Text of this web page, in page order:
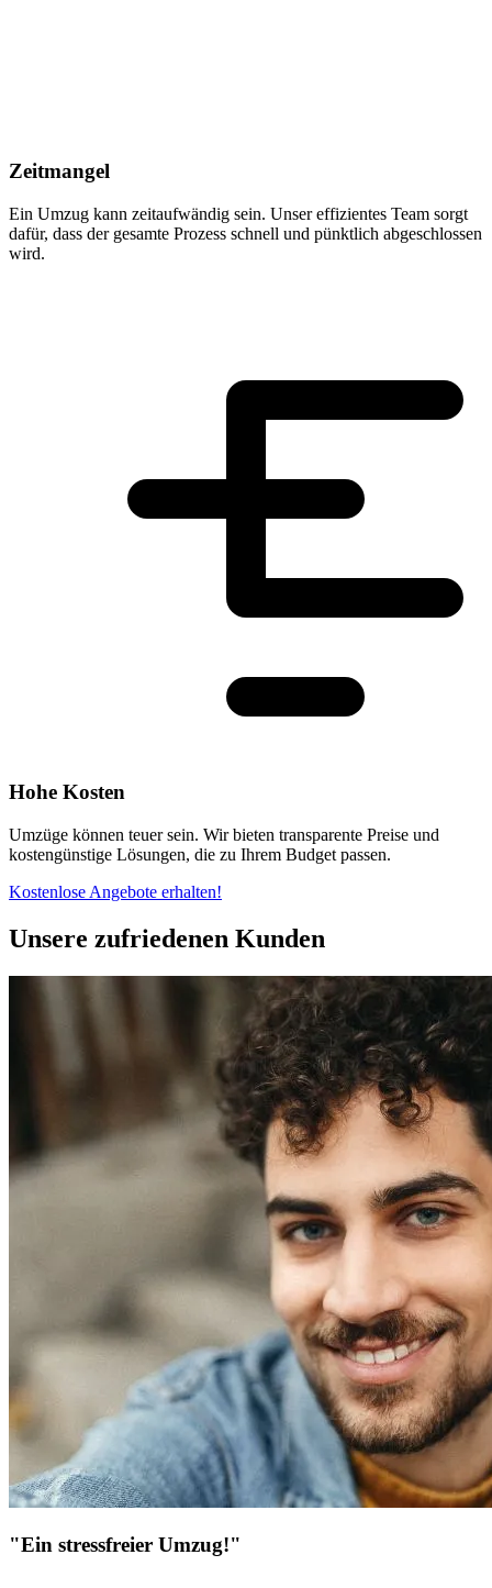
Zeitmangel
Ein Umzug kann zeitaufwändig sein. Unser effizientes Team sorgt
dafür, dass der gesamte Prozess schnell und pünktlich abgeschlossen
wird.
Hohe Kosten
Umzüge können teuer sein. Wir bieten transparente Preise und
kostengünstige Lösungen, die zu Ihrem Budget passen.
Kostenlose Angebote erhalten!
Unsere zufriedenen Kunden
"Ein stressfreier Umzug!"